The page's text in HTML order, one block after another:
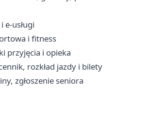
e-usługi
i fitness
przyjęcia i opieka
rozkład jazdy i bilety
zgłoszenie seniora